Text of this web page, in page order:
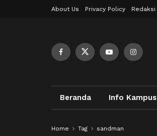
About Us Privacy Policy Redaksi
Beranda Info Kampus
Home Tag sandman